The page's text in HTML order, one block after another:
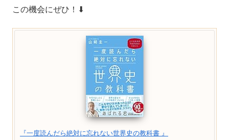
この機会にぜひ！⬇︎
『一度読んだら絶対に忘れない世界史の教科書 』